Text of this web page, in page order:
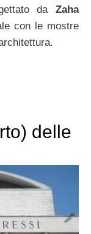
da Zaha
con le mostre
delle